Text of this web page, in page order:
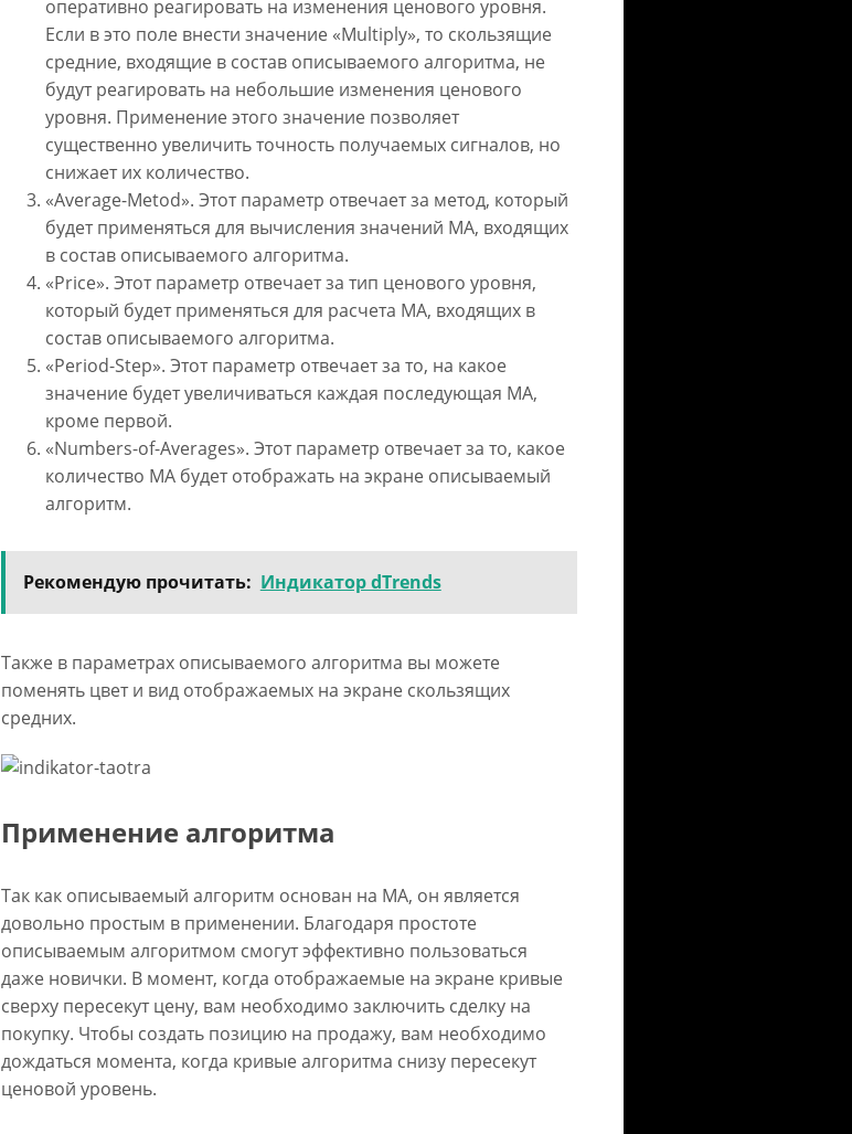
оперативно реагировать на изменения ценового уровня.
Если в это поле внести значение «Multiply», то скользящие
средние, входящие в состав описываемого алгоритма, не
будут реагировать на небольшие изменения ценового
уровня. Применение этого значение позволяет
существенно увеличить точность получаемых сигналов, но
снижает их количество.
«Average-Metod». Этот параметр отвечает за метод, который
будет применяться для вычисления значений MA, входящих
в состав описываемого алгоритма.
«Price». Этот параметр отвечает за тип ценового уровня,
который будет применяться для расчета MA, входящих в
состав описываемого алгоритма.
«Period-Step». Этот параметр отвечает за то, на какое
значение будет увеличиваться каждая последующая MA,
кроме первой.
«Numbers-of-Averages». Этот параметр отвечает за то, какое
количество MA будет отображать на экране описываемый
алгоритм.
Рекомендую прочитать: Индикатор dTrends
Также в параметрах описываемого алгоритма вы можете
поменять цвет и вид отображаемых на экране скользящих
средних.
Применение алгоритма
Так как описываемый алгоритм основан на MA, он является
довольно простым в применении. Благодаря простоте
описываемым алгоритмом смогут эффективно пользоваться
даже новички. В момент, когда отображаемые на экране кривые
сверху пересекут цену, вам необходимо заключить сделку на
покупку. Чтобы создать позицию на продажу, вам необходимо
дождаться момента, когда кривые алгоритма снизу пересекут
ценовой уровень.